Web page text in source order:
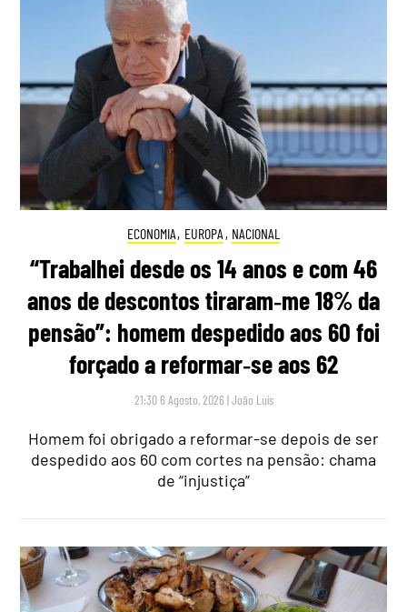
ECONOMIA, EUROPA , NACIONAL
“Trabalhei desde os 14 anos e com 46
anos de descontos tiraram‑me 18% da
pensão”: homem despedido aos 60 foi
forçado a reformar‑se aos 62
21:30 6 Agosto, 2026 |João Luís
Homem foi obrigado a reformar-se depois de ser
despedido aos 60 com cortes na pensão: chama
de “injustiça”